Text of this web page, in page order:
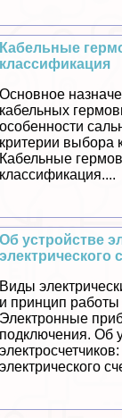
Кабельные
классификация
Основное
кабельных
особенности
критерии выбора
Кабельные
классификация....
Об устройстве
электрического
Виды
и принцип работы
Электронные
подключения. Об
электрического